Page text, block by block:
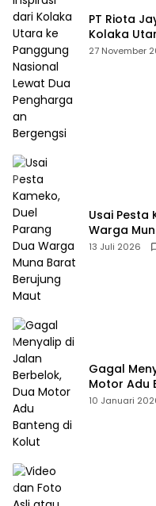
PT Riota
Kolaka
Dua
27 November
Usai Pesta
Warga
13 Juli 2026
Gagal
Motor Adu
10 Januari